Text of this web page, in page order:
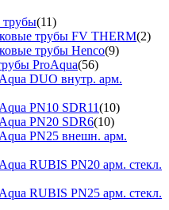
трубы(11)
трубы FV THERM(2)
трубы Henco(9)
ProAqua(56)
DUO внутр. арм.
PN10 SDR11(10)
PN20 SDR6(10)
PN25 внешн. арм.
RUBIS PN20 арм. стекл.
RUBIS PN25 арм. стекл.